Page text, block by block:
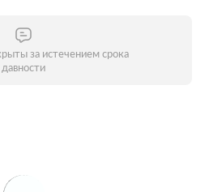
за истечением срока
давности